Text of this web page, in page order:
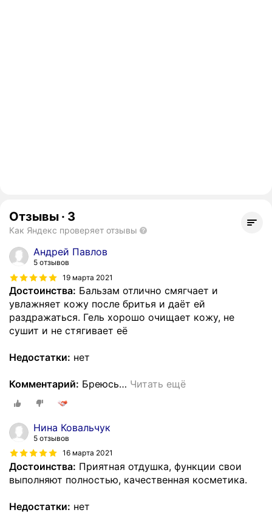
Отзывы · 3
Как Яндекс проверяет отзывы
Андрей Павлов
5 отзывов
19 марта 2021
Достоинства: Бальзам отлично смягчает и
увлажняет кожу после бритья и даёт ей
раздражаться. Гель хорошо очищает кожу, не
сушит и не стягивает её
Недостатки: нет
Комментарий: Бреюсь… Читать ещё
Нина Ковальчук
5 отзывов
16 марта 2021
Достоинства: Приятная отдушка, функции свои
выполняют полностью, качественная косметика.
Недостатки: нет